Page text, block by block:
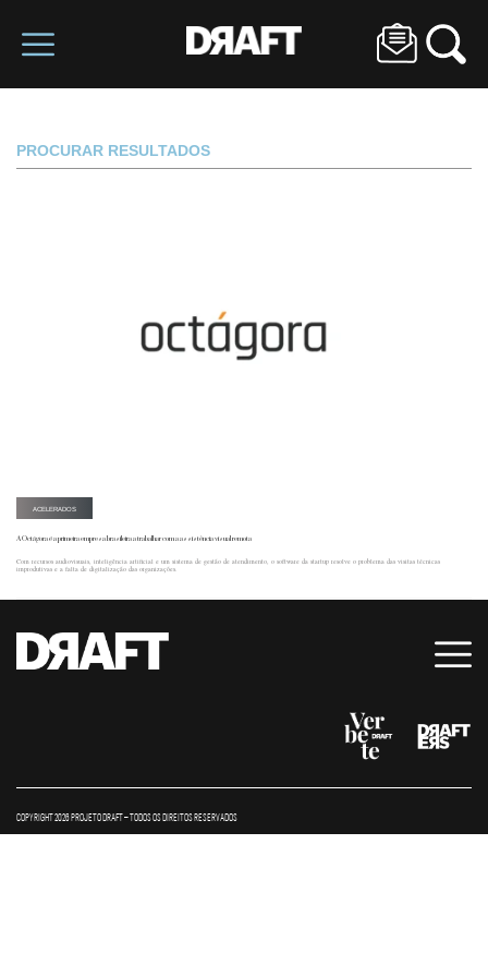
PROCURAR RESULTADOS
ACELERADOS
A Octágora é a primeira empresa brasileira a trabalhar com a assistência visual remota
Com recursos audiovisuais, inteligência artificial e um sistema de gestão de atendimento, o software da startup resolve o problema das visitas técnicas
improdutivas e a falta de digitalização das organizações.
COPYRIGHT 2026 PROJETO DRAFT – TODOS OS DIREITOS RESERVADOS